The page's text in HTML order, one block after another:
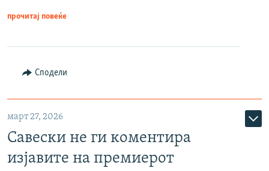
прочитај повеќе
Сподели
март 27, 2026
Савески не ги коментира
изјавите на премиерот